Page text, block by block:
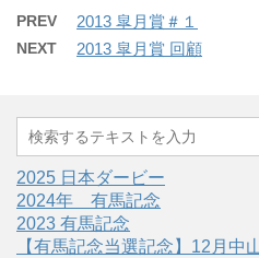
PREV 2013 皐月賞＃１
NEXT 2013 皐月賞 回顧
2025 日本ダービー
2024年 有馬記念
2023 有馬記念
【有馬記念当選記念】12月中